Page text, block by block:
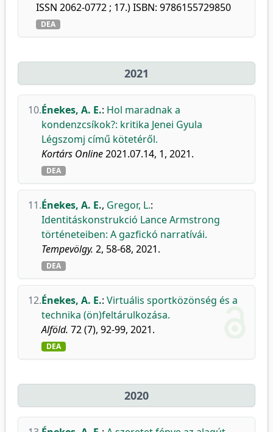
ISSN 2062-0772 ; 17.) ISBN: 9786155729850
DEA
2021
10.Énekes, A. E.: Hol maradnak a
kondenzcsíkok?: kritika Jenei Gyula
Légszomj című kötetéről.
Kortárs Online2021.07.14, 1, 2021.
DEA
11.Énekes, A. E., Gregor, L.:
Identitáskonstrukció Lance Armstrong
történeteiben: A gazfickó narratívái.
Tempevölgy. 2, 58-68, 2021.
DEA
12.Énekes, A. E.: Virtuális sportközönség és a
technika (ön)feltárulkozása.
Alföld. 72 (7), 92-99, 2021.
DEA
2020